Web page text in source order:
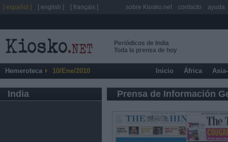
Periódicos de India
Toda la prensa de hoy
Hemeroteca 10/Ene/2010 Inicio África
India Prensa de Información
[ español ] [ english ] [ français ] sobre Kiosko.net contacto ayuda